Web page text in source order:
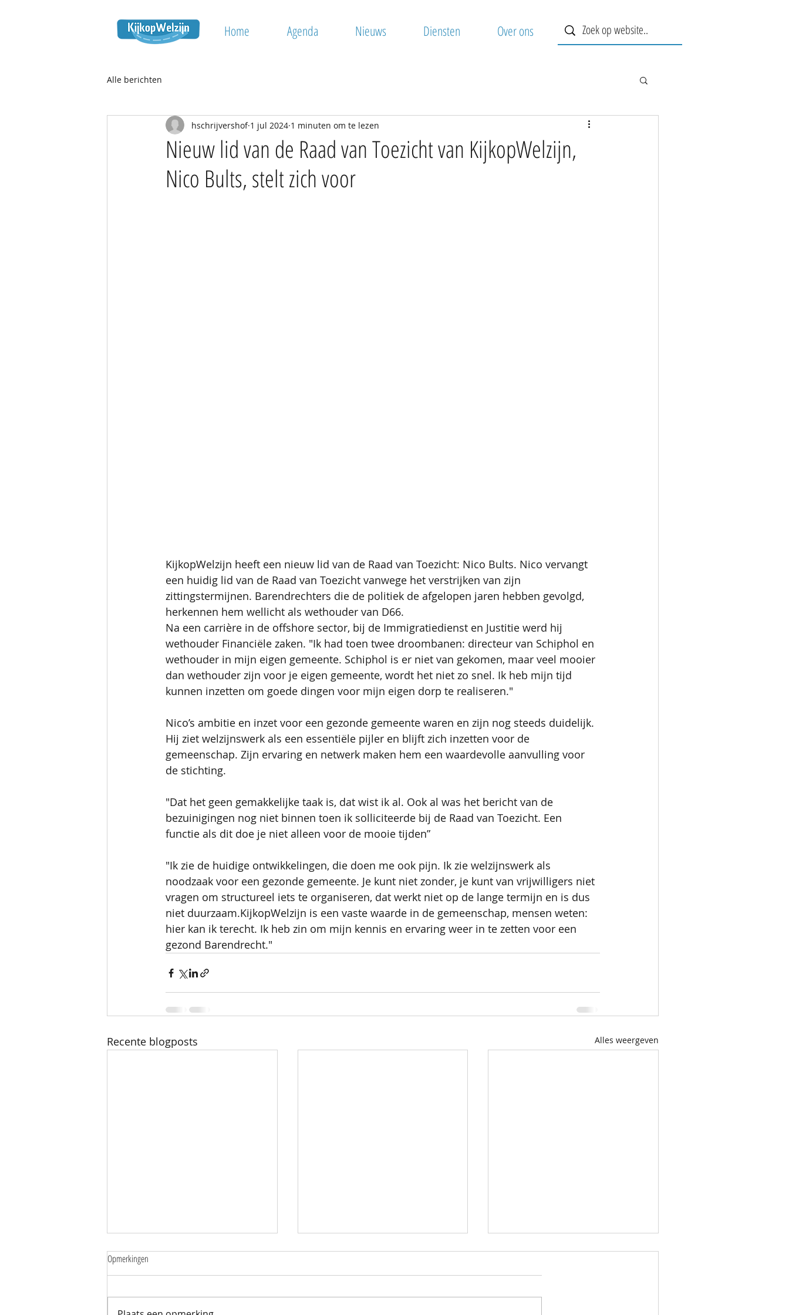
Home Agenda Nieuws Diensten Over ons
Alle berichten
Nieuw lid van de Raad van Toezicht van KijkopWelzijn,
Nico Bults, stelt zich voor
hschrijvershof 1 jul 2024 1 minuten om te lezen
KijkopWelzijn heeft een nieuw lid van de Raad van Toezicht: Nico Bults. Nico vervangt
een huidig lid van de Raad van Toezicht vanwege het verstrijken van zijn
zittingstermijnen. Barendrechters die de politiek de afgelopen jaren hebben gevolgd,
herkennen hem wellicht als wethouder van D66.
Na een carrière in de offshore sector, bij de Immigratiedienst en Justitie werd hij
wethouder Financiële zaken. "Ik had toen twee droombanen: directeur van Schiphol en
wethouder in mijn eigen gemeente. Schiphol is er niet van gekomen, maar veel mooier
dan wethouder zijn voor je eigen gemeente, wordt het niet zo snel. Ik heb mijn tijd
kunnen inzetten om goede dingen voor mijn eigen dorp te realiseren."
Nico’s ambitie en inzet voor een gezonde gemeente waren en zijn nog steeds duidelijk.
Hij ziet welzijnswerk als een essentiële pijler en blijft zich inzetten voor de
gemeenschap. Zijn ervaring en netwerk maken hem een waardevolle aanvulling voor
de stichting.
"Dat het geen gemakkelijke taak is, dat wist ik al. Ook al was het bericht van de
bezuinigingen nog niet binnen toen ik solliciteerde bij de Raad van Toezicht. Een
functie als dit doe je niet alleen voor de mooie tijden”
"Ik zie de huidige ontwikkelingen, die doen me ook pijn. Ik zie welzijnswerk als
noodzaak voor een gezonde gemeente. Je kunt niet zonder, je kunt van vrijwilligers niet
vragen om structureel iets te organiseren, dat werkt niet op de lange termijn en is dus
niet duurzaam.KijkopWelzijn is een vaste waarde in de gemeenschap, mensen weten:
hier kan ik terecht. Ik heb zin om mijn kennis en ervaring weer in te zetten voor een
gezond Barendrecht."
Recente blogposts Alles weergeven
Opmerkingen